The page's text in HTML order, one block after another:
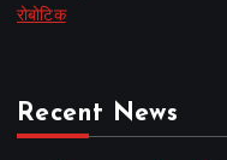
रोबोटिक
Recent News